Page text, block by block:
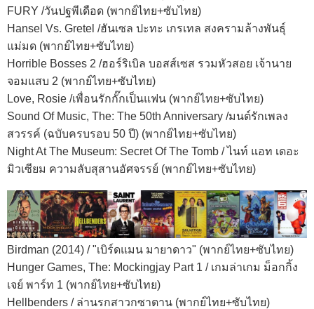
FURY /วันปฐพีเดือด (พากย์ไทย+ซับไทย)
Hansel Vs. Gretel /ฮันเซล ปะทะ เกรเทล สงครามล้างพันธุ์
แม่มด (พากย์ไทย+ซับไทย)
Horrible Bosses 2 /ฮอร์ริเบิล บอสส์เซส รวมหัวสอย เจ้านาย
จอมแสบ 2 (พากย์ไทย+ซับไทย)
Love, Rosie /เพื่อนรักกั๊กเป็นแฟน (พากย์ไทย+ซับไทย)
Sound Of Music, The: The 50th Anniversary /มนต์รักเพลง
สวรรค์ (ฉบับครบรอบ 50 ปี) (พากย์ไทย+ซับไทย)
Night At The Museum: Secret Of The Tomb / ไนท์ แอท เดอะ
มิวเซียม ความลับสุสานอัศจรรย์ (พากย์ไทย+ซับไทย)
Birdman (2014) / "เบิร์ดแมน มายาดาว" (พากย์ไทย+ซับไทย)
Hunger Games, The: Mockingjay Part 1 / เกมล่าเกม ม็อกกิ้ง
เจย์ พาร์ท 1 (พากย์ไทย+ซับไทย)
Hellbenders / ล่านรกสาวกซาตาน (พากย์ไทย+ซับไทย)